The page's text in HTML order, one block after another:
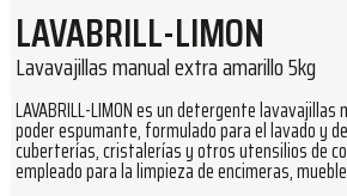
LAVABRILL-LIMON
Lavavajillas manual extra amarillo 5kg
LAVABRILL-LIMON es un detergente
poder espumante, formulado para el lavado y
cuberterías, cristalerías y otros utensilios de
empleado para la limpieza de encimeras,